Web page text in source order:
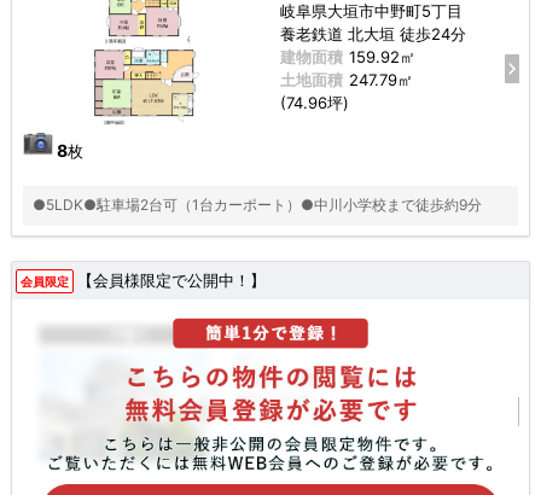
8枚
岐阜県大垣市中野町5丁目
養老鉄道 北大垣 徒歩24分
建物面積 159.92㎡
土地面積 247.79㎡
(74.96坪)
●5LDK●駐車場2台可（1台カーポート）●中川小学校まで徒歩約9分
会員限定 【会員様限定で公開中！】